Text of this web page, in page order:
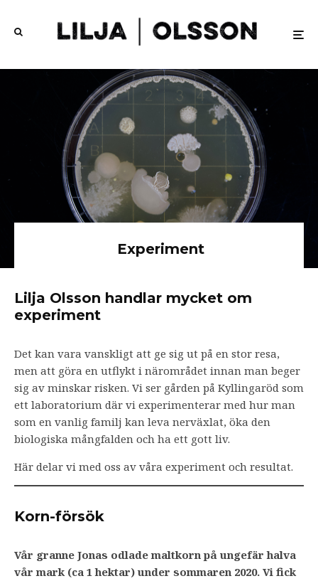
Experiment
Lilja Olsson handlar mycket om
experiment
Det kan vara vanskligt att ge sig ut på en stor resa,
men att göra en utflykt i närområdet innan man beger
sig av minskar risken. Vi ser gården på Kyllingaröd som
ett laboratorium där vi experimenterar med hur man
som en vanlig familj kan leva nerväxlat, öka den
biologiska mångfalden och ha ett gott liv.
Här delar vi med oss av våra experiment och resultat.
Korn-försök
Vår granne Jonas odlade maltkorn på ungefär halva
vår mark (ca 1 hektar) under sommaren 2020. Vi fick